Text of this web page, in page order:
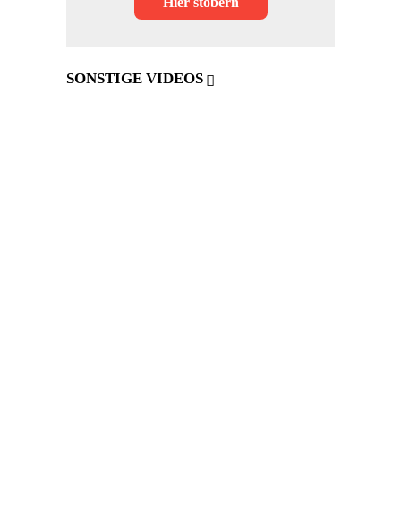
SONSTIGE VIDEOS